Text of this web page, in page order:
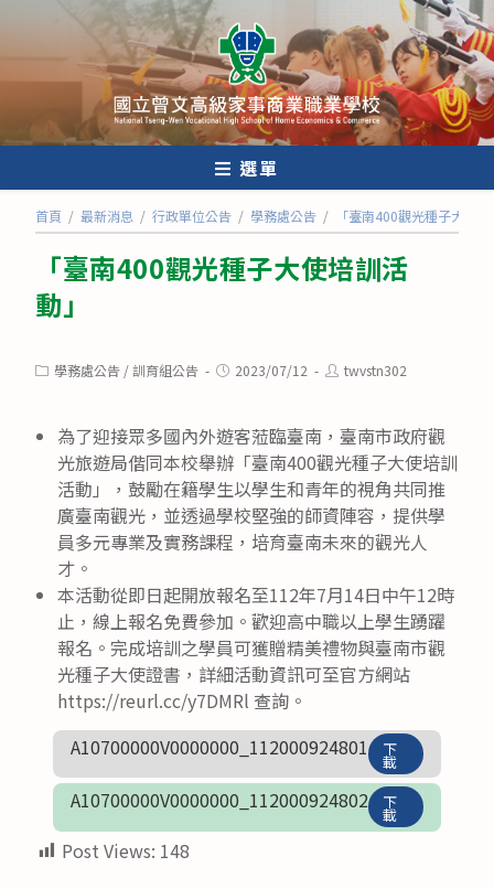
內
選單
首頁 / 最新消息 / 行政單位公告 / 學務處公告 / 「臺南400觀光種子大使
「臺南400觀光種子大使培訓活
動」
Post學務處公告 /訓育組公告
Post2023/07/12
Posttwvstn302
為了迎接眾多國內外遊客蒞臨臺南，臺南市政府觀
光旅遊局偕同本校舉辦「臺南400觀光種子大使培訓
活動」，鼓勵在籍學生以學生和青年的視角共同推
廣臺南觀光，並透過學校堅強的師資陣容，提供學
員多元專業及實務課程，培育臺南未來的觀光人
才。
本活動從即日起開放報名至112年7月14日中午12時
止，線上報名免費參加。歡迎高中職以上學生踴躍
報名。完成培訓之學員可獲贈精美禮物與臺南市觀
光種子大使證書，詳細活動資訊可至官方網站
https://reurl.cc/y7DMRl 查詢。
A10700000V0000000_112000924801
下
載
A10700000V0000000_112000924802 下
載
Post Views: 148